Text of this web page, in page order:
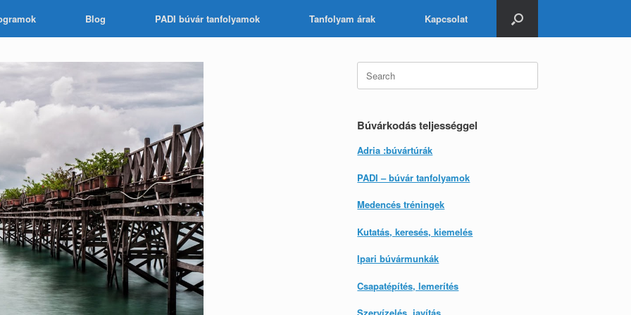
Blog PADI búvár tanfolyamok Tanfolyam árak Kapcsolat
Search
for:
Búvárkodás teljességgel
Adria :búvártúrák
PADI – búvár tanfolyamok
Medencés tréningek
Kutatás, keresés, kiemelés
Ipari búvármunkák
Csapatépítés, lemerítés